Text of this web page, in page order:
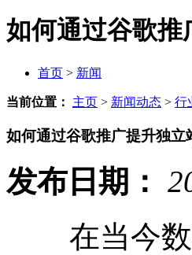
如何通过谷歌推
首页 > 新闻
当前位置： 主页 > 新闻动态 > 行
如何通过谷歌推广提升独立
发布日期：
在当今数